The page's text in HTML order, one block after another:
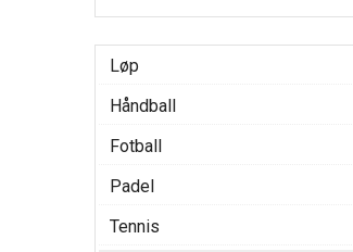
Løp
Håndball
Fotball
Padel
Tennis